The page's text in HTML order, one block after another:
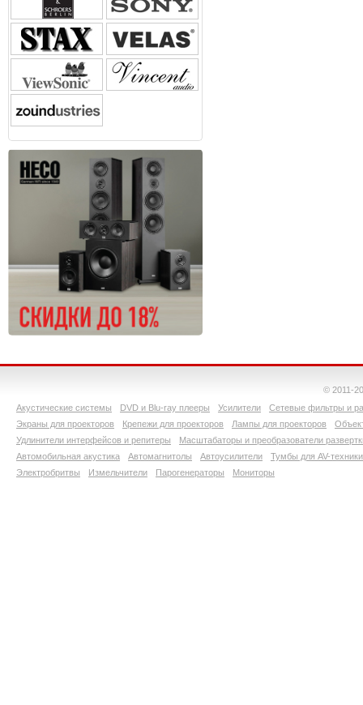
© 2011-
Акустические системы
DVD и Blu-ray плееры Усилители
Сетевые фильтры и
Экраны для проекторов
Крепежи для проекторов Лампы для проекторов
Удлинители интерфейсов и репитеры
Масштабаторы и преобразователи
Автомобильная акустика
Автомагнитолы Автоусилители
Тумбы для AV-техники
Электробритвы
Измельчители Парогенераторы Мониторы